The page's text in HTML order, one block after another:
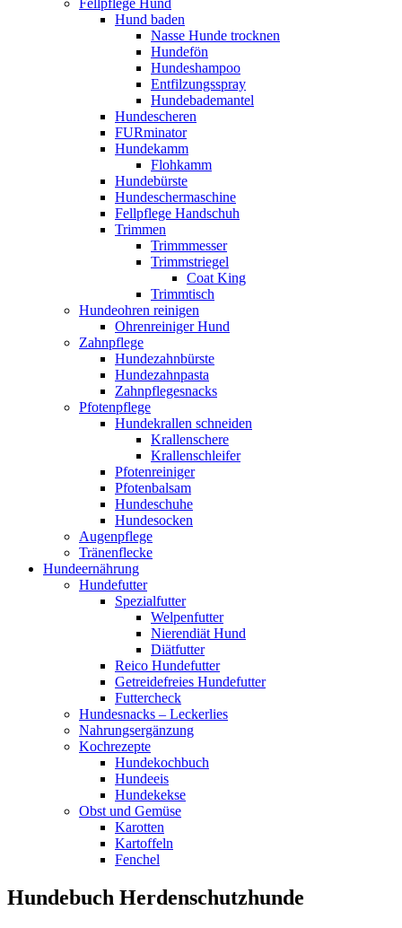
Fellpflege Hund
Hund baden
Nasse Hunde trocknen
Hundefön
Hundeshampoo
Entfilzungsspray
Hundebademantel
Hundescheren
FURminator
Hundekamm
Flohkamm
Hundebürste
Hundeschermaschine
Fellpflege Handschuh
Trimmen
Trimmmesser
Trimmstriegel
Coat King
Trimmtisch
Hundeohren reinigen
Ohrenreiniger Hund
Zahnpflege
Hundezahnbürste
Hundezahnpasta
Zahnpflegesnacks
Pfotenpflege
Hundekrallen schneiden
Krallenschere
Krallenschleifer
Pfotenreiniger
Pfotenbalsam
Hundeschuhe
Hundesocken
Augenpflege
Tränenflecke
Hundeernährung
Hundefutter
Spezialfutter
Welpenfutter
Nierendiät Hund
Diätfutter
Reico Hundefutter
Getreidefreies Hundefutter
Futtercheck
Hundesnacks – Leckerlies
Nahrungsergänzung
Kochrezepte
Hundekochbuch
Hundeeis
Hundekekse
Obst und Gemüse
Karotten
Kartoffeln
Fenchel
Hundebuch Herdenschutzhunde